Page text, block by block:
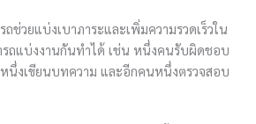
ช่วยแบ่งเบาภาระและเพิ่มความรวดเร็วใน
รถแบ่งงานกันทำได้ เช่น หนึ่งคนรับผิดชอบ
นึ่งเขียนบทความ และอีกคนหนึ่งตรวจสอบ